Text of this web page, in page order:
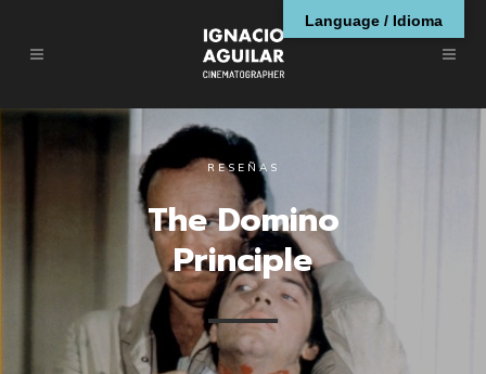
RESEÑAS
The Domino
Principle
Language / Idioma